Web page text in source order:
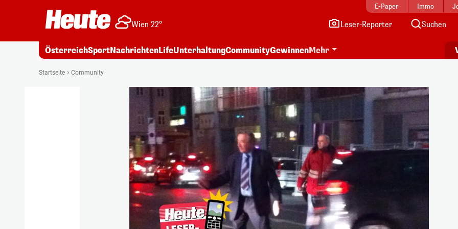
E-Paper Immo
Wien 22° Leser-Reporter Suchen
ÖsterreichSportNachrichtenLifeUnterhaltungCommunityGewinnenMehr
Startseite Community